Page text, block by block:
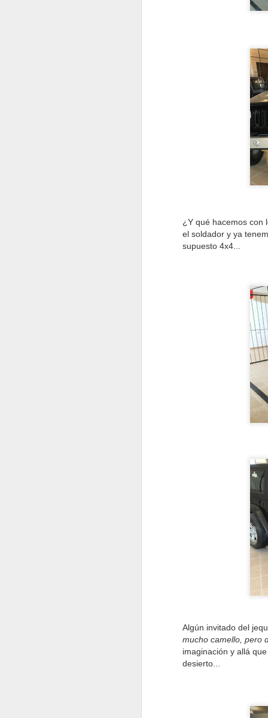
¿Y qué hacemos con
el soldador y ya
supuesto 4x4...
Algún invitado del
mucho camello, pero
imaginación y allá
desierto...